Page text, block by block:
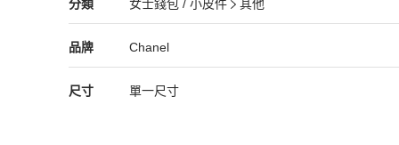
分類 女士錢包 / 小皮件
其他
女士錢包 / 小皮件/其他推薦
品牌
Chanel 精品女士錢包 / 小皮件
Chanel
Chanel 推薦清單
尺寸 單一尺寸